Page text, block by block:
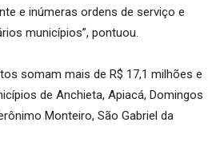
e inúmeras ordens de serviço e
municípios”, pontuou.
somam mais de R$ 17,1 milhões e
de Anchieta, Apiacá, Domingos
Monteiro, São Gabriel da